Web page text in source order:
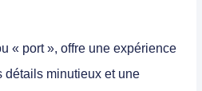
« port », offre une expérience
détails minutieux et une